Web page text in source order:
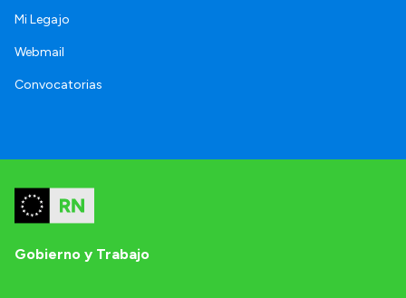
Mi Legajo
Webmail
Convocatorias
Gobierno y Trabajo